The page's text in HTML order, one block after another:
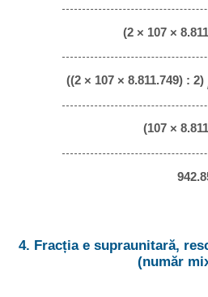
(2 × 107 ×
((2 × 107 × 8.811.749) : 2)
(107 ×
4. Fracția e supraunitară,
(număr